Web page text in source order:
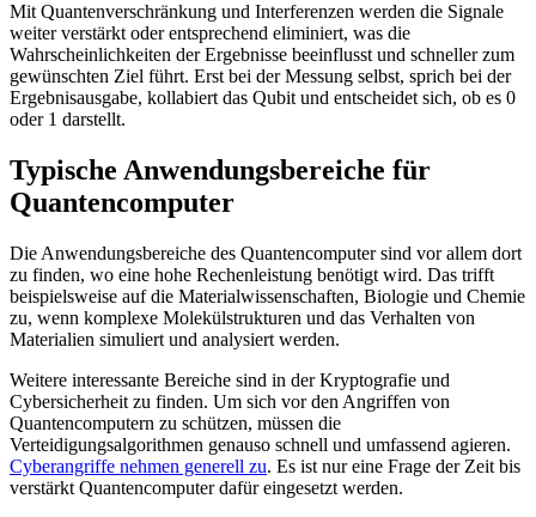
Mit Quantenverschränkung und Interferenzen werden die Signale
weiter verstärkt oder entsprechend eliminiert, was die
Wahrscheinlichkeiten der Ergebnisse beeinflusst und schneller zum
gewünschten Ziel führt. Erst bei der Messung selbst, sprich bei der
Ergebnisausgabe, kollabiert das Qubit und entscheidet sich, ob es 0
oder 1 darstellt.
Typische Anwendungsbereiche für
Quantencomputer
Die Anwendungsbereiche des Quantencomputer sind vor allem dort
zu finden, wo eine hohe Rechenleistung benötigt wird. Das trifft
beispielsweise auf die Materialwissenschaften, Biologie und Chemie
zu, wenn komplexe Molekülstrukturen und das Verhalten von
Materialien simuliert und analysiert werden.
Weitere interessante Bereiche sind in der Kryptografie und
Cybersicherheit zu finden. Um sich vor den Angriffen von
Quantencomputern zu schützen, müssen die
Verteidigungsalgorithmen genauso schnell und umfassend agieren.
Cyberangriffe nehmen generell zu. Es ist nur eine Frage der Zeit bis
verstärkt Quantencomputer dafür eingesetzt werden.